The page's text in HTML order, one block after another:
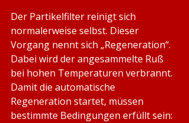
Der Partikelfilter reinigt sich
normalerweise selbst. Dieser
Vorgang nennt sich „Regeneration“.
Dabei wird der angesammelte Ruß
bei hohen Temperaturen verbrannt.
Damit die automatische
Regeneration startet, müssen
bestimmte Bedingungen erfüllt sein: